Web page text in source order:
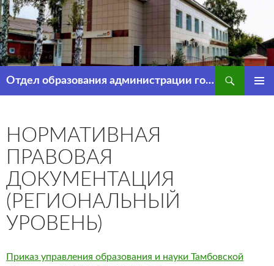
Перейти
к
содержимому
Отдел образования администрации города Рассказово
НОРМАТИВНАЯ
ПРАВОВАЯ
ДОКУМЕНТАЦИЯ
(РЕГИОНАЛЬНЫЙ
УРОВЕНЬ)
Приказ управления образования и науки Тамбовской